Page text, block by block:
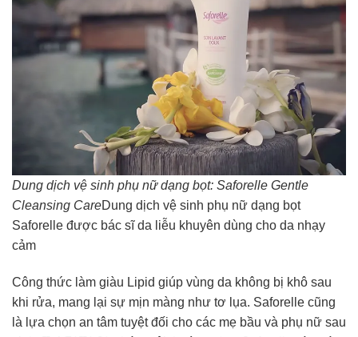
Dung dịch vệ sinh phụ nữ dạng bọt: Saforelle Gentle
Cleansing CareDung dịch vệ sinh phụ nữ dạng bọt
Saforelle được bác sĩ da liễu khuyên dùng cho da nhạy
cảm
Công thức làm giàu Lipid giúp vùng da không bị khô sau
khi rửa, mang lại sự mịn màng như tơ lụa. Saforelle cũng
là lựa chọn an tâm tuyệt đối cho các mẹ bầu và phụ nữ sau